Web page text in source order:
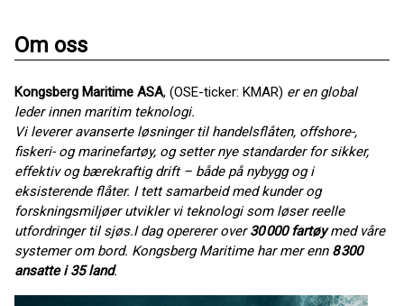
Om oss
Kongsberg Maritime ASA, (OSE-ticker: KMAR) er en global
leder innen maritim teknologi.
Vi leverer avanserte løsninger til handelsflåten, offshore-,
fiskeri- og marinefartøy, og setter nye standarder for sikker,
effektiv og bærekraftig drift – både på nybygg og i
eksisterende flåter. I tett samarbeid med kunder og
forskningsmiljøer utvikler vi teknologi som løser reelle
utfordringer til sjøs.I dag opererer over30 000 fartøymed våre
systemer om bord. Kongsberg Maritime har mer enn 8 300
ansatte i 35 land.